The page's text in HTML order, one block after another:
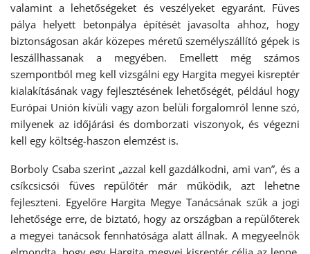
valamint a lehetőségeket és veszélyeket egyaránt. Füves
pálya helyett betonpálya építését javasolta ahhoz, hogy
biztonságosan akár közepes méretű személyszállító gépek is
leszállhassanak a megyében. Emellett még számos
szempontból meg kell vizsgálni egy Hargita megyei kisreptér
kialakításának vagy fejlesztésének lehetőségét, például hogy
Európai Unión kívüli vagy azon belüli forgalomról lenne szó,
milyenek az időjárási és domborzati viszonyok, és végezni
kell egy költség-haszon elemzést is.
Borboly Csaba szerint „azzal kell gazdálkodni, ami van”, és a
csíkcsicsói füves repülőtér már működik, azt lehetne
fejleszteni. Egyelőre Hargita Megye Tanácsának szűk a jogi
lehetősége erre, de biztató, hogy az országban a repülőterek
a megyei tanácsok fennhatósága alatt állnak. A megyeelnök